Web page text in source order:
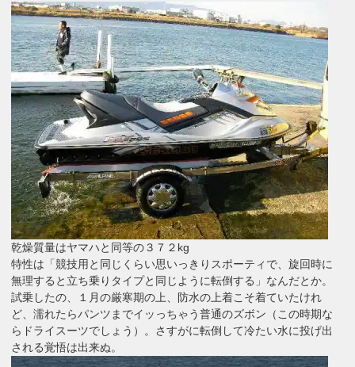
乾燥質量はヤマハと同等の３７２kg
特性は「競技用と同じくらい思いっきりスポーティで、旋回時に
無理すると立ち乗りタイプと同じように転倒する」なんだとか。
試乗したの、１月の厳寒期の上、防水の上着こそ着ていたけれ
ど、濡れたらパンツまでイッっちゃう普通のズボン（この時期な
らドライスーツでしょう）。さすがに転倒して冷たい水に投げ出
される覚悟は出来ぬ。